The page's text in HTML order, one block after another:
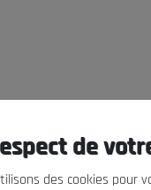
de
des cookies pour